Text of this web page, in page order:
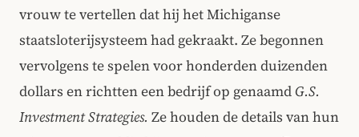
vrouw te vertellen dat hij het Michiganse
staatsloterijsysteem had gekraakt. Ze begonnen
vervolgens te spelen voor honderden duizenden
dollars en richtten een bedrijf op genaamdG.S.
Investment Strategies. Ze houden de details van hun